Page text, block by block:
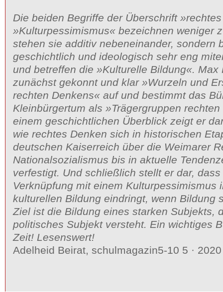
Die beiden Begriffe der Überschrift
»Kulturpessimismus« bezeichnen weniger
stehen sie additiv nebeneinander, sondern
geschichtlich und ideologisch sehr eng
und betreffen die »Kulturelle Bildung«. Max
zunächst gekonnt und klar »Wurzeln und
rechten Denkens« auf und bestimmt das
Kleinbürgertum als »Trägergruppen
einem geschichtlichen Überblick zeigt er
wie rechtes Denken sich in historischen
deutschen Kaiserreich über die Weimarer
Nationalsozialismus bis in aktuelle
verfestigt. Und schließlich stellt er dar,
Verknüpfung mit einem Kulturpessimismus
kulturellen Bildung eindringt, wenn Bildung
Ziel ist die Bildung eines starken Subjekts,
politisches Subjekt versteht. Ein wichtiges
Zeit! Lesenswert!
Adelheid Beirat, schulmagazin5-10 5 · 2020